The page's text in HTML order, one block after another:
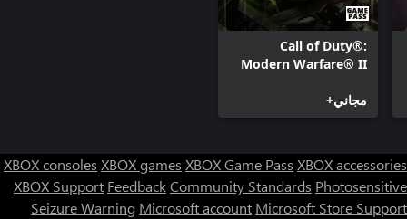
Call of Duty®:
Modern Warfare® II
مجاني+
XBOX consoles XBOX games XBOX Game Pass XBOX accessories
XBOX Support FeedbackCommunity Standards Photosensitive
Seizure Warning Microsoft account Microsoft Store Support